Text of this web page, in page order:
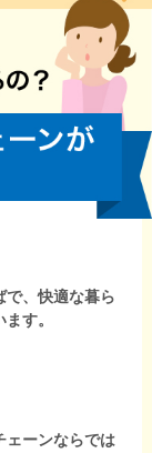
で、快適な暮ら
す。
ェーンならでは